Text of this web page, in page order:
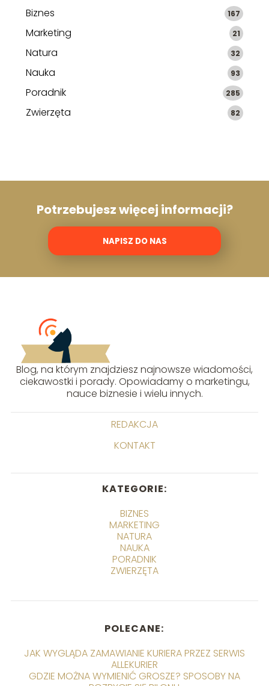
Biznes 167
Marketing 21
Natura 32
Nauka 93
Poradnik 285
Zwierzęta 82
Potrzebujesz więcej informacji?
NAPISZ DO NAS
Blog, na którym znajdziesz najnowsze wiadomości,
ciekawostki i porady. Opowiadamy o marketingu,
nauce biznesie i wielu innych.
REDAKCJA
KONTAKT
KATEGORIE:
BIZNES
MARKETING
NATURA
NAUKA
PORADNIK
ZWIERZĘTA
POLECANE:
JAK WYGLĄDA ZAMAWIANIE KURIERA PRZEZ SERWIS
ALLEKURIER
GDZIE MOŻNA WYMIENIĆ GROSZE? SPOSOBY NA